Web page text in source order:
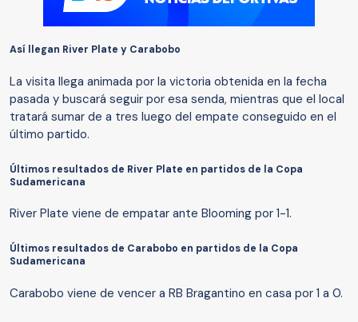
Así llegan River Plate y Carabobo
La visita llega animada por la victoria obtenida en la fecha
pasada y buscará seguir por esa senda, mientras que el local
tratará sumar de a tres luego del empate conseguido en el
último partido.
Últimos resultados de River Plate en partidos de la Copa
Sudamericana
River Plate viene de empatar ante Blooming por 1-1.
Últimos resultados de Carabobo en partidos de la Copa
Sudamericana
Carabobo viene de vencer a RB Bragantino en casa por 1 a 0.